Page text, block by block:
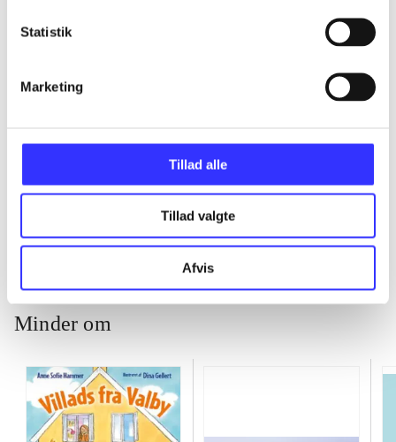
Statistik
Marketing
Tillad alle
Tillad valgte
Afvis
...
Minder om